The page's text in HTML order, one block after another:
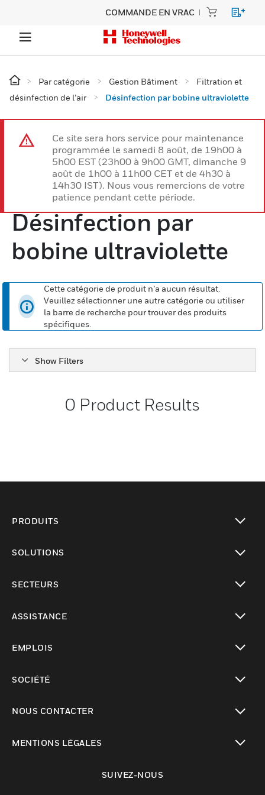
COMMANDE EN VRAC
Par catégorie Gestion Bâtiment
Filtration et
désinfection de l’air
Désinfection par bobine ultraviolette
Ce site sera hors service pour maintenance
programmée le samedi 8 août, de 19h00 à
5h00 EST (23h00 à 9h00 GMT, dimanche 9
août de 1h00 à 11h00 CET et de 4h30 à
14h30 IST). Nous vous remercions de votre
patience pendant cette période.
Désinfection par
bobine ultraviolette
Cette catégorie de produit n’a aucun résultat.
Veuillez sélectionner une autre catégorie ou utiliser
la barre de recherche pour trouver des produits
spécifiques.
Show Filters
0 Product Results
PRODUITS
SOLUTIONS
SECTEURS
ASSISTANCE
EMPLOIS
SOCIÉTÉ
NOUS CONTACTER
MENTIONS LÉGALES
SUIVEZ-NOUS